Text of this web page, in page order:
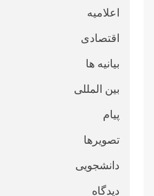
اعلامیه
اقتصادی
بیانیه ها
بین المللی
پیام
تصویرها
دانشجویی
دیدگاه